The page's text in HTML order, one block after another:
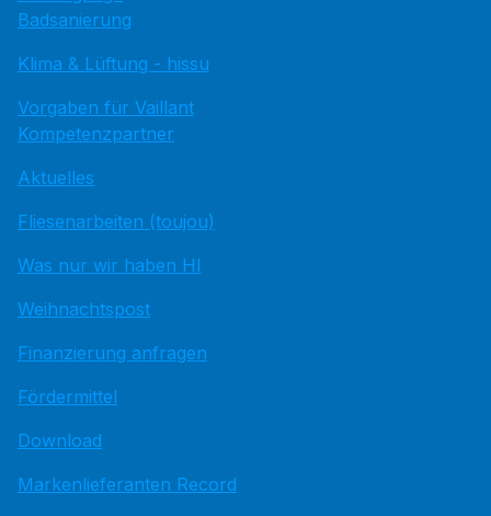
Badsanierung
Klima & Lüftung - hissu
Vorgaben für Vaillant
Kompetenzpartner
Aktuelles
Fliesenarbeiten (toujou)
Was nur wir haben HI
Weihnachtspost
Finanzierung anfragen
Fördermittel
Download
Markenlieferanten Record